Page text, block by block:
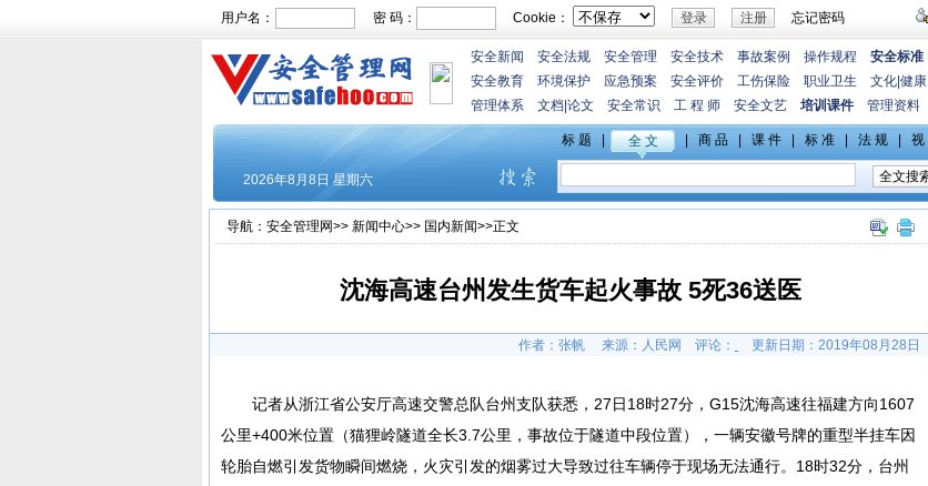
用户名： 密 码： Cookie： 忘记密码
安全新闻 安全法规 安全管理 安全技术 事故案例 操作规程
安全标准
安全教育
环境保护 应急预案 安全评价 工伤保险 职业卫生 文化 健康
管理体系
文档 论文 安全常识 工 程 师 安全文艺 培训课件 管理资料
导航： 安全管理网>> 新闻中心>> 国内新闻>>正文
沈海高速台州发生货车起火事故 5死36送医
作者：张帆 来源：人民网 评论： 更新日期： 2019年08月28日
记者从浙江省公安厅高速交警总队台州支队获悉，27日18时27分，G15沈海高速往福建方向1607
公里+400米位置（猫狸岭隧道全长3.7公里，事故位于隧道中段位置），一辆安徽号牌的重型半挂车因
轮胎自燃引发货物瞬间燃烧，火灾引发的烟雾过大导致过往车辆停于现场无法通行。18时32分，台州